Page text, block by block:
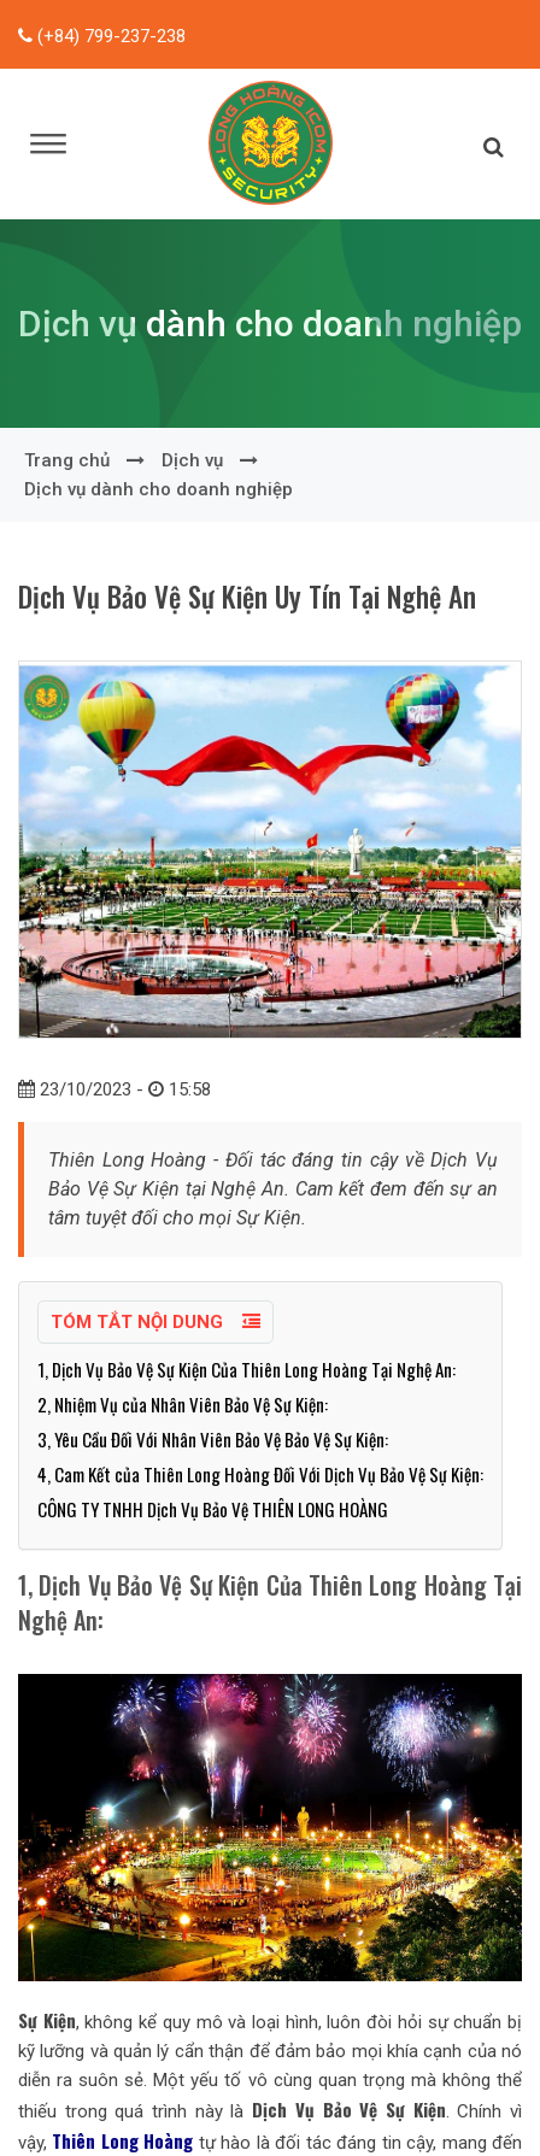
(+84) 799-237-238
Dịch vụ dành cho doanh nghiệp
Trang chủ
Dịch vụ
Dịch vụ dành cho doanh nghiệp
Dịch Vụ Bảo Vệ Sự Kiện Uy Tín Tại Nghệ An
23/10/2023 - 15:58
Thiên Long Hoàng - Đối tác đáng tin cậy về Dịch Vụ
Bảo Vệ Sự Kiện tại Nghệ An. Cam kết đem đến sự an
tâm tuyệt đối cho mọi Sự Kiện.
TÓM TẮT NỘI DUNG
1, Dịch Vụ Bảo Vệ Sự Kiện Của Thiên Long Hoàng Tại Nghệ An:
2, Nhiệm Vụ của Nhân Viên Bảo Vệ Sự Kiện:
3, Yêu Cầu Đối Với Nhân Viên Bảo Vệ Bảo Vệ Sự Kiện:
4, Cam Kết của Thiên Long Hoàng Đối Với Dịch Vụ Bảo Vệ Sự Kiện:
CÔNG TY TNHH Dịch Vụ Bảo Vệ THIÊN LONG HOÀNG
1, Dịch Vụ Bảo Vệ Sự Kiện Của Thiên Long Hoàng Tại
Nghệ An:
Sự Kiện, không kể quy mô và loại hình, luôn đòi hỏi sự chuẩn bị
kỹ lưỡng và quản lý cẩn thận để đảm bảo mọi khía cạnh của nó
diễn ra suôn sẻ. Một yếu tố vô cùng quan trọng mà không thể
thiếu trong quá trình này là Dịch Vụ Bảo Vệ Sự Kiện . Chính vì
vậy, Thiên Long Hoàng tự hào là đối tác đáng tin cậy, mang đến